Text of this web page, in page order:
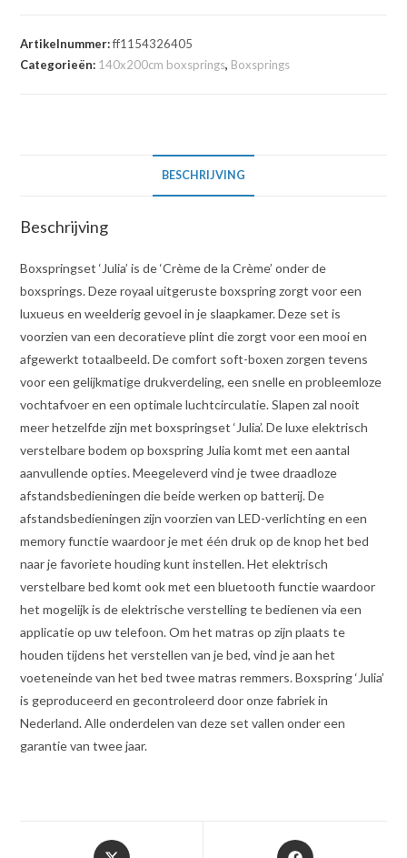
Artikelnummer:ff1154326405
Categorieën: 140x200cm boxsprings, Boxsprings
BESCHRIJVING
Beschrijving
Boxspringset ‘Julia’ is de ‘Crème de la Crème’ onder de
boxsprings. Deze royaal uitgeruste boxspring zorgt voor een
luxueus en weelderig gevoel in je slaapkamer. Deze set is
voorzien van een decoratieve plint die zorgt voor een mooi en
afgewerkt totaalbeeld. De comfort soft-boxen zorgen tevens
voor een gelijkmatige drukverdeling, een snelle en probleemloze
vochtafvoer en een optimale luchtcirculatie. Slapen zal nooit
meer hetzelfde zijn met boxspringset ‘Julia’. De luxe elektrisch
verstelbare bodem op boxspring Julia komt met een aantal
aanvullende opties. Meegeleverd vind je twee draadloze
afstandsbedieningen die beide werken op batterij. De
afstandsbedieningen zijn voorzien van LED-verlichting en een
memory functie waardoor je met één druk op de knop het bed
naar je favoriete houding kunt instellen. Het elektrisch
verstelbare bed komt ook met een bluetooth functie waardoor
het mogelijk is de elektrische verstelling te bedienen via een
applicatie op uw telefoon. Om het matras op zijn plaats te
houden tijdens het verstellen van je bed, vind je aan het
voeteneinde van het bed twee matras remmers. Boxspring ‘Julia’
is geproduceerd en gecontroleerd door onze fabriek in
Nederland. Alle onderdelen van deze set vallen onder een
garantie van twee jaar.
Opent
Opent